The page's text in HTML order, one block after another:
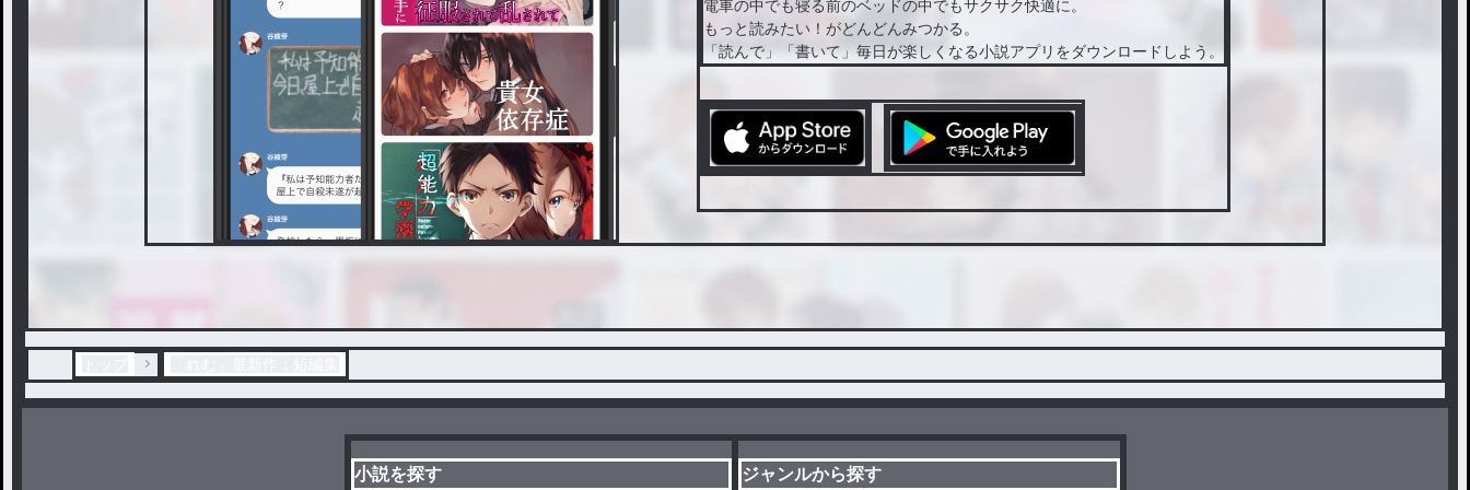
電車の中でも寝る前のベッドの中でもサクサク快適に。
もっと読みたい！がどんどんみつかる。
「読んで」「書いて」毎日が楽しくなる小説アプリをダウンロードしよう。
小説を探す ジャンルから探す